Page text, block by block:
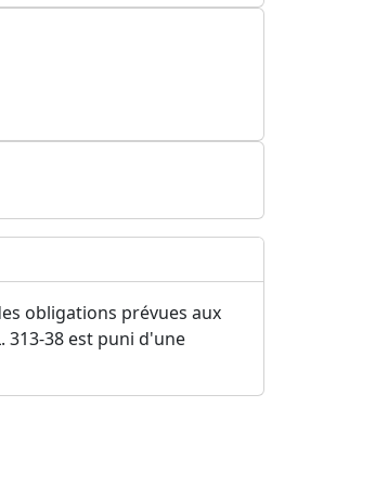
obligations prévues aux
313-38 est puni d'une